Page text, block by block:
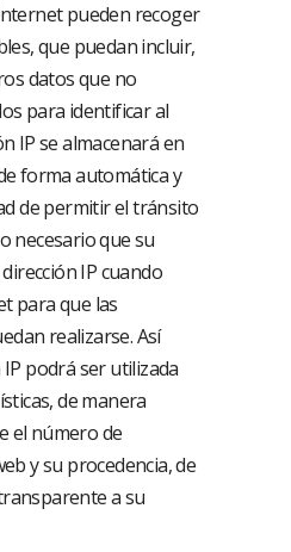
pueden recoger
que puedan incluir,
datos que no
para identificar al
IP se almacenará en
forma automática y
de permitir el tránsito
necesario que su
IP cuando
para que las
realizarse. Así
podrá ser utilizada
de manera
el número de
y su procedencia, de
a su